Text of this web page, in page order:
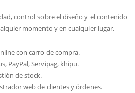
control sobre el diseño y el contenido
momento y en cualquier lugar.
con carro de compra.
PayPal, Servipag, khipu.
de stock.
web de clientes y órdenes.